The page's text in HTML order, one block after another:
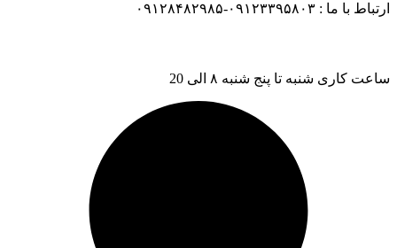
ارتباط با ما : ۰۹۱۲۳۳۹۵۸۰۳-۰۹۱۲۸۴۸۲۹۸۵
ساعت کاری شنبه تا پنج شنبه ۸ الی 20